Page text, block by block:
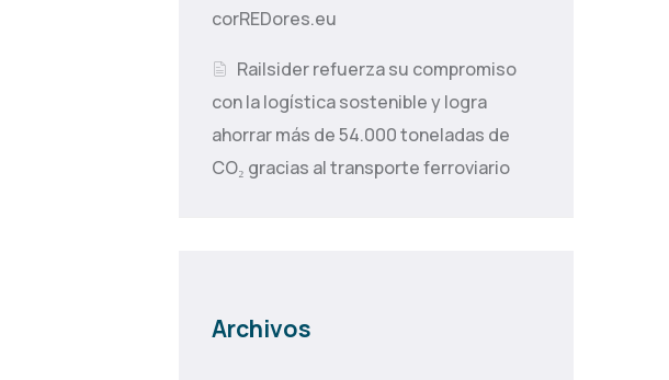
corREDores.eu
Railsider refuerza su compromiso
con la logística sostenible y logra
ahorrar más de 54.000 toneladas de
CO₂ gracias al transporte ferroviario
Archivos